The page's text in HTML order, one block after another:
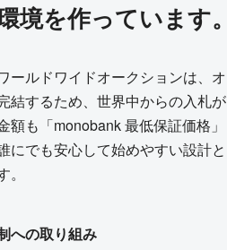
境を作っています。
ールドワイドオークションは、オ
結するため、世界中からの入札が
額も「monobank 最低保証価格」
にでも安心して始めやすい設計と
への取り組み